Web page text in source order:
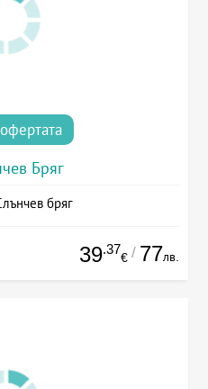
Бряг
бряг
39.37
€ / 77лв.